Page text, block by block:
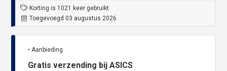
Korting is 1021 keer gebruikt
Toegevoegd 03 augustus 2026
• Aanbieding
Gratis verzending bij ASICS